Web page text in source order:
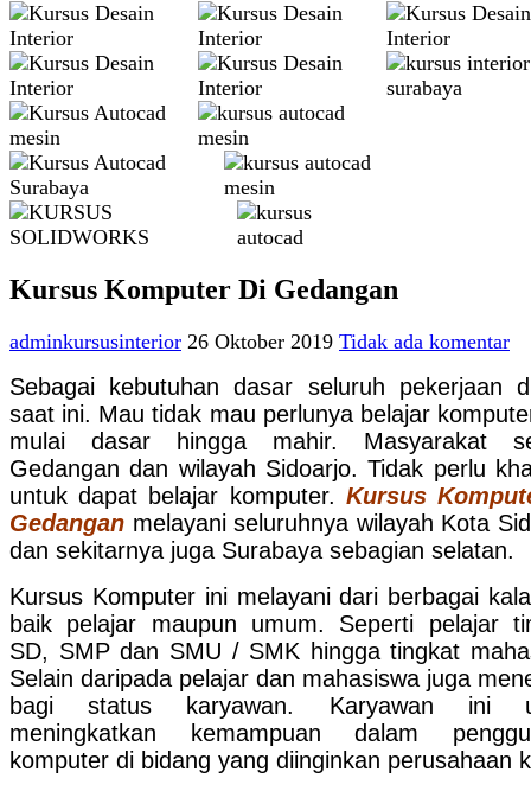
Kursus Komputer Di Gedangan
adminkursusinterior 26 Oktober 2019 Tidak ada komentar
Sebagai kebutuhan dasar seluruh pekerjaan
saat ini. Mau tidak mau perlunya belajar
mulai dasar hingga mahir. Masyarakat
Gedangan dan wilayah Sidoarjo. Tidak perlu
untuk dapat belajar komputer. Kursus
Gedangan melayani seluruhnya wilayah Kota
dan sekitarnya juga Surabaya sebagian selatan.
Kursus Komputer ini melayani dari berbagai
baik pelajar maupun umum. Seperti pelajar
SD, SMP dan SMU / SMK hingga tingkat
Selain daripada pelajar dan mahasiswa juga
bagi status karyawan. Karyawan ini
meningkatkan kemampuan dalam
komputer di bidang yang diinginkan perusahaan